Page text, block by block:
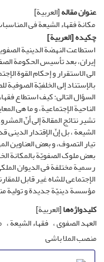
عنوان مقاله[العربیة]
مکانة فقهاء الشیعة فی
چکیده[العربیة]
استطاعت النهضة الدینیة
إیران، بعد تأسیس الحکومة
الى الاستقرار و إحکام القوة
بالإستناد إلى الخلفیّة
السؤال التالی: کیف استطاع
الناحیة الإجتماعیة، و ما هی
تشیر نتائج المقالة إلى أنّ
الشیعة ، بل إنّ الإقتدار
تیار التصوف، و بعض العناوین
بعض ملوک الصفویّة بالمکانة
رسمیة مختلفة فی الدیوان
الإجتماعی للشاه غیر قابل
مؤسسة دینیّة جدیدة و تولیة
کلیدواژه‌ها[العربیة]
العهد الصفوی فقهاء الشیعة
منصب الملا باشی